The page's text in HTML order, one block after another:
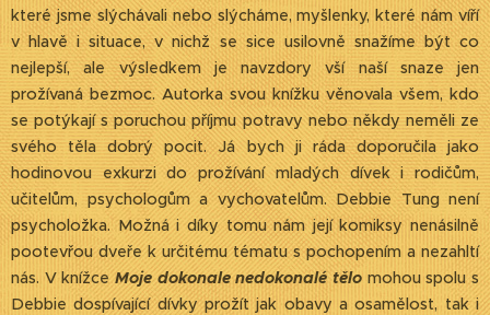
které jsme slýchávali nebo slýcháme, myšlenky, které nám víří
v hlavě i situace, v nichž se sice usilovně snažíme být co
nejlepší, ale výsledkem je navzdory vší naší snaze jen
prožívaná bezmoc. Autorka svou knížku věnovala všem, kdo
se potýkají s poruchou příjmu potravy nebo někdy neměli ze
svého těla dobrý pocit. Já bych ji ráda doporučila jako
hodinovou exkurzi do prožívání mladých dívek i rodičům,
učitelům, psychologům a vychovatelům. Debbie Tung není
psycholožka. Možná i díky tomu nám její komiksy nenásilně
pootevřou dveře k určitému tématu s pochopením a nezahltí
nás. V knížceMoje dokonale nedokonalé tělo mohou spolu s
Debbie dospívající dívky prožít jak obavy a osamělost, tak i